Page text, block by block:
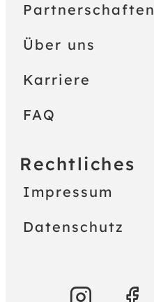
Partnerschaften
Über uns
Karriere
FAQ
Rechtliches
Impressum
Datenschutz